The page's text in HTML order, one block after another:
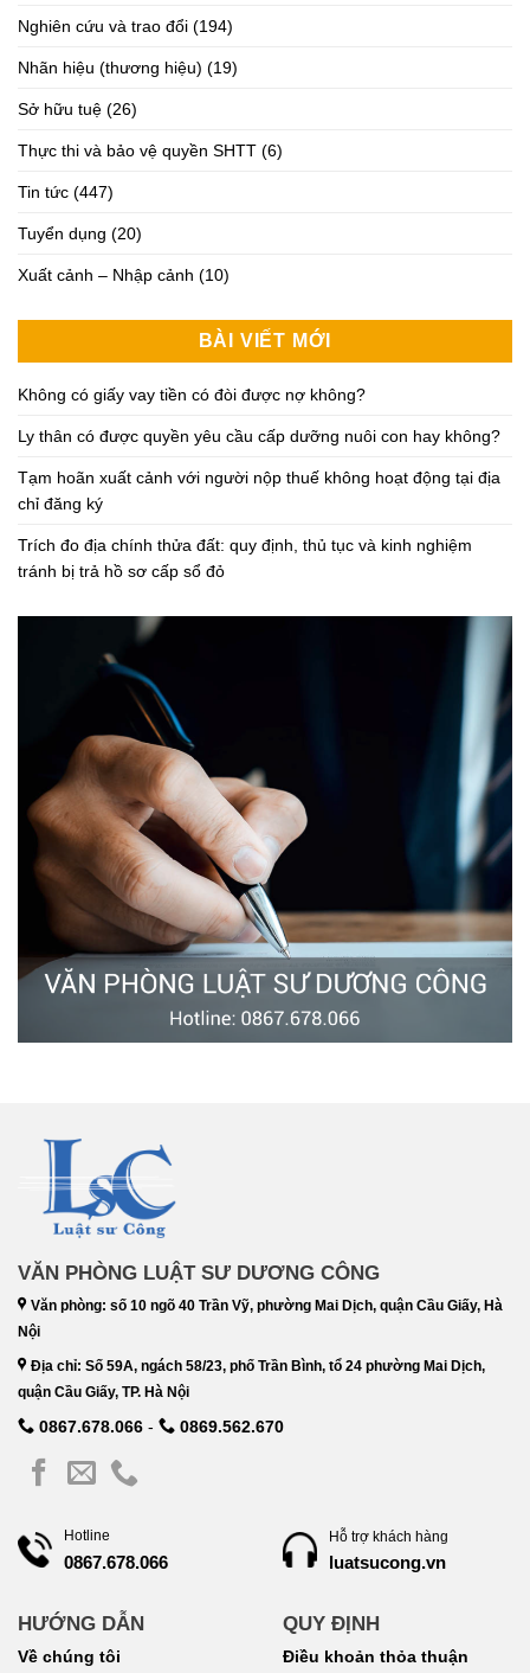
Nghiên cứu và trao đổi (194)
Nhãn hiệu (thương hiệu) (19)
Sở hữu tuệ (26)
Thực thi và bảo vệ quyền SHTT (6)
Tin tức (447)
Tuyển dụng (20)
Xuất cảnh – Nhập cảnh (10)
BÀI VIẾT MỚI
Không có giấy vay tiền có đòi được nợ không?
Ly thân có được quyền yêu cầu cấp dưỡng nuôi con hay không?
Tạm hoãn xuất cảnh với người nộp thuế không hoạt động tại địa
chỉ đăng ký
Trích đo địa chính thửa đất: quy định, thủ tục và kinh nghiệm
tránh bị trả hồ sơ cấp sổ đỏ
VĂN PHÒNG LUẬT SƯ DƯƠNG CÔNG
Văn phòng: số 10 ngõ 40 Trần Vỹ, phường Mai Dịch, quận Cầu Giấy, Hà
Nội
Địa chỉ: Số 59A, ngách 58/23, phố Trần Bình, tổ 24 phường Mai Dịch,
quận Cầu Giấy, TP. Hà Nội
0867.678.066 - 0869.562.670
Hotline
0867.678.066
HƯỚNG DẪN
Về chúng tôi
Hỗ trợ khách hàng
luatsucong.vn
QUY ĐỊNH
Điều khoản thỏa thuận